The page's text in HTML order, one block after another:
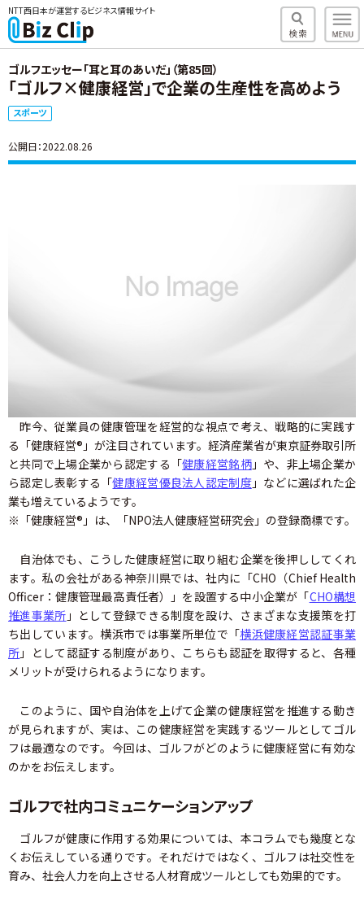
NTT西日本が運営するビジネス情報サイト
ゴルフエッセー「耳と耳のあいだ」（第85回）
「ゴルフ×健康経営」で企業の生産性を高めよう
スポーツ
公開日：2022.08.26
昨今、従業員の健康管理を経営的な視点で考え、戦略的に実践す
る「健康経営®」が注目されています。経済産業省が東京証券取引所
と共同で上場企業から認定する「健康経営銘柄」や、非上場企業か
ら認定し表彰する「健康経営優良法人認定制度」などに選ばれた企
業も増えているようです。
※「健康経営®」は、「NPO法人健康経営研究会」の登録商標です。
自治体でも、こうした健康経営に取り組む企業を後押ししてくれ
ます。私の会社がある神奈川県では、社内に「CHO（Chief Health
Officer：健康管理最高責任者）」を設置する中小企業が「CHO構想
推進事業所 」として登録できる制度を設け、さまざまな支援策を打
ち出しています。横浜市では事業所単位で「横浜健康経営認証事業
所 」として認証する制度があり、こちらも認証を取得すると、各種
メリットが受けられるようになります。
このように、国や自治体を上げて企業の健康経営を推進する動き
が見られますが、実は、この健康経営を実践するツールとしてゴル
フは最適なのです。今回は、ゴルフがどのように健康経営に有効な
のかをお伝えします。
ゴルフで社内コミュニケーションアップ
ゴルフが健康に作用する効果については、本コラムでも幾度とな
くお伝えしている通りです。それだけではなく、ゴルフは社交性を
育み、社会人力を向上させる人材育成ツールとしても効果的です。